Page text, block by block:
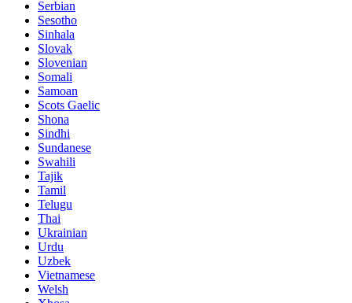
Serbian
Sesotho
Sinhala
Slovak
Slovenian
Somali
Samoan
Scots Gaelic
Shona
Sindhi
Sundanese
Swahili
Tajik
Tamil
Telugu
Thai
Ukrainian
Urdu
Uzbek
Vietnamese
Welsh